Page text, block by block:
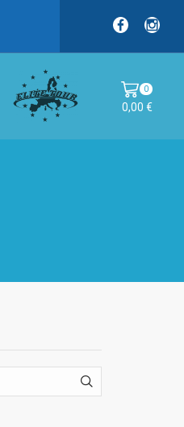
MS v Naturálnej
0
0,00 €
VYHĽADÁVANIE